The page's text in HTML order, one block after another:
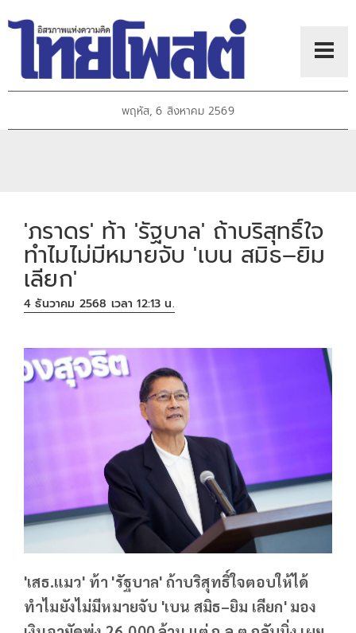
พฤหัส, 6 สิงหาคม 2569
'ภราดร' ท้า 'รัฐบาล' ถ้าบริสุทธิ์ใจ
ทำไมไม่มีหมายจับ 'เบน สมิธ–ยิม
เลียก'
4 ธันวาคม 2568 เวลา 12:13 น.
'เสธ.แมว' ท้า 'รัฐบาล' ถ้าบริสุทธิ์ใจตอบให้ได้
ทำไมยังไม่มีหมายจับ 'เบน สมิธ–ยิม เลียก' มอง